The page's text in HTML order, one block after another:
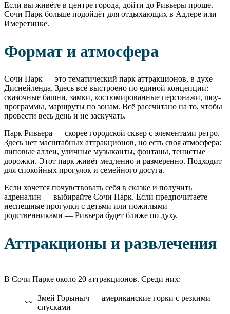
Если вы живёте в центре города, дойти до Ривьеры проще.
Сочи Парк больше подойдёт для отдыхающих в Адлере или
Имеретинке.
Формат и атмосфера
Сочи Парк — это тематический парк аттракционов, в духе
Диснейленда. Здесь всё выстроено по единой концепции:
сказочные башни, замки, костюмированные персонажи, шоу-
программы, маршруты по зонам. Всё рассчитано на то, чтобы
провести весь день и не заскучать.
Парк Ривьера — скорее городской сквер с элементами ретро.
Здесь нет масштабных аттракционов, но есть своя атмосфера:
липовые аллеи, уличные музыканты, фонтаны, тенистые
дорожки. Этот парк живёт медленно и размеренно. Подходит
для спокойных прогулок и семейного досуга.
Если хочется почувствовать себя в сказке и получить
адреналин — выбирайте Сочи Парк. Если предпочитаете
неспешные прогулки с детьми или пожилыми
родственниками — Ривьера будет ближе по духу.
Аттракционы и развлечения
В Сочи Парке около 20 аттракционов. Среди них:
Змей Горыныч — американские горки с резкими
спусками